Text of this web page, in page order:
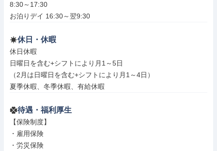
8:30～17:30
お泊りデイ 16:30～翌9:30
休日・休暇
休日休暇
日曜日を含む+シフトにより月1～5日
（2月は日曜日を含む+シフトにより月1～4日）
夏季休暇、冬季休暇、有給休暇
待遇・福利厚生
【保険制度】
・雇用保険
・労災保険